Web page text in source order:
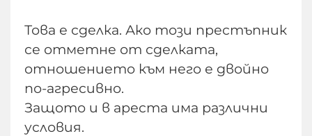
Това е сделка. Ако този престъпник
се отметне от сделката,
отношението към него е двойно
по-агресивно.
Защото и в ареста има различни
условия.